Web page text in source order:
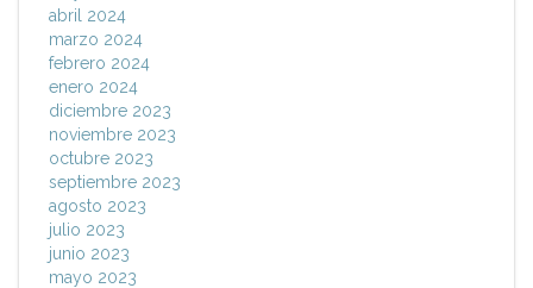
abril 2024
marzo 2024
febrero 2024
enero 2024
diciembre 2023
noviembre 2023
octubre 2023
septiembre 2023
agosto 2023
julio 2023
junio 2023
mayo 2023